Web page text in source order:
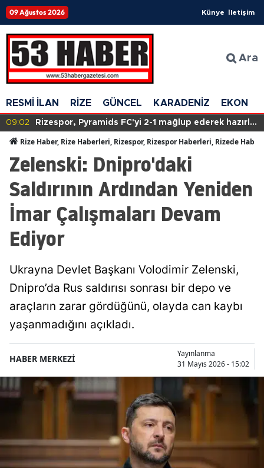
09 Ağustos 2026 Künye İletişim
Ara
RESMİ İLAN RİZE GÜNCEL KARADENİZ
09:02
Rizespor, Pyramids FC'yi 2-1 mağlup ederek hazırlık
Rize Haber, Rize Haberleri, Rizespor, Rizespor Haberleri, Rizede
Zelenski: Dnipro'daki
Saldırının Ardından Yeniden
İmar Çalışmaları Devam
Ediyor
Ukrayna Devlet Başkanı Volodimir Zelenski,
Dnipro’da Rus saldırısı sonrası bir depo ve
araçların zarar gördüğünü, olayda can kaybı
yaşanmadığını açıkladı.
HABER MERKEZİ
Yayınlanma
31 Mayıs 2026 - 15:02